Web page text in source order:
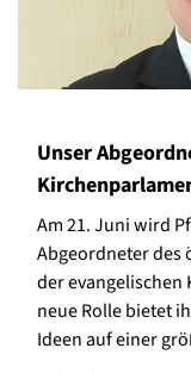
Unser
Am 21. Juni wird
Abgeordneter des
der evangelischen
neue Rolle bietet
Ideen auf einer